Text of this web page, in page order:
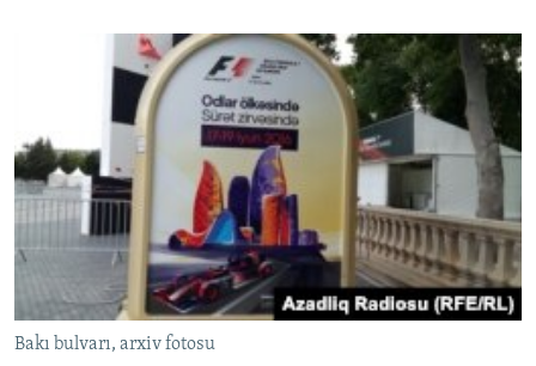
Bakı bulvarı, arxiv fotosu